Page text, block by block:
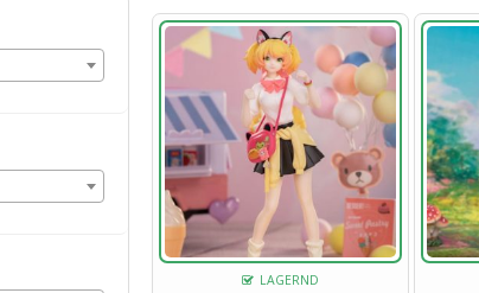
LAGERND